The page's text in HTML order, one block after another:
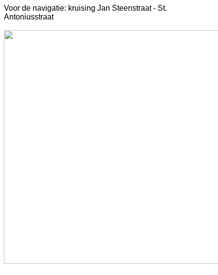
Voor de navigatie: kruising Jan Steenstraat - St.
Antoniusstraat